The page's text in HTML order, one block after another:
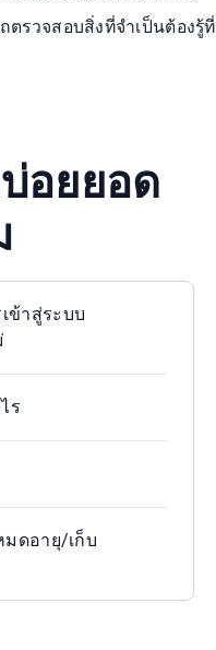
รวจสอบสิ่งที่จำเป็นต้องรู้ที่
อยยอด
ข้าสู่ระบบ
ร
ดอายุ/เก็บ